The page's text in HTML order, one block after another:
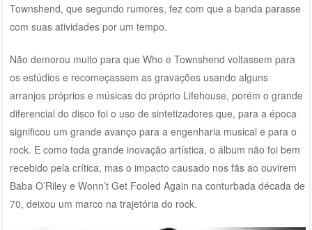
Townshend, que segundo rumores, fez com que a banda parasse
com suas atividades por um tempo.
Não demorou muito para que Who e Townshend voltassem para
os estúdios e recomeçassem as gravações usando alguns
arranjos próprios e músicas do próprio Lifehouse, porém o grande
diferencial do disco foi o uso de sintetizadores que, para a época
significou um grande avanço para a engenharia musical e para o
rock. E como toda grande inovação artística, o álbum não foi bem
recebido pela crítica, mas o impacto causado nos fãs ao ouvirem
Baba O’Riley e Wonn’t Get Fooled Again na conturbada década de
70, deixou um marco na trajetória do rock.